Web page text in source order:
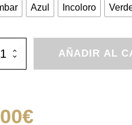
Azul Incoloro
AÑADIR AL
€